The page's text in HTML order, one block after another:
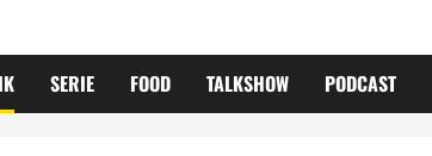
SERIE FOOD TALKSHOW PODCAST